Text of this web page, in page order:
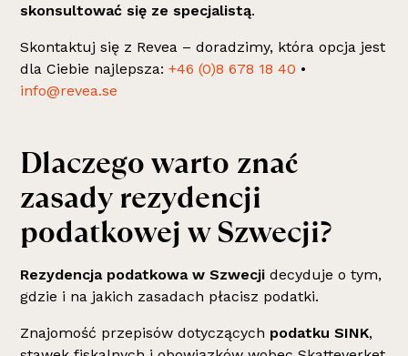
skonsultować się ze specjalistą.
Skontaktuj się z Revea – doradzimy, która opcja jest
dla Ciebie najlepsza:+46 (0)8 678 18 40 •
info@revea.se
Dlaczego warto znać
zasady rezydencji
podatkowej w Szwecji?
Rezydencja podatkowa w Szwecji decyduje o tym,
gdzie i na jakich zasadach płacisz podatki.
Znajomość przepisów dotyczących podatku SINK,